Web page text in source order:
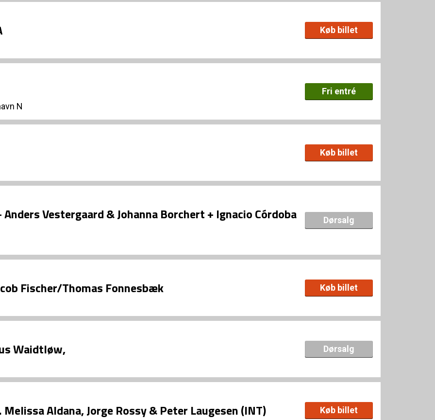
Køb billet
N
Fri entré
Køb billet
Vestergaard & Johanna Borchert + Ignacio Córdoba Dørsalg
Fischer/Thomas Fonnesbæk Køb billet
Waidtløw, Dørsalg
Aldana, Jorge Rossy & Peter Laugesen (INT) Køb billet